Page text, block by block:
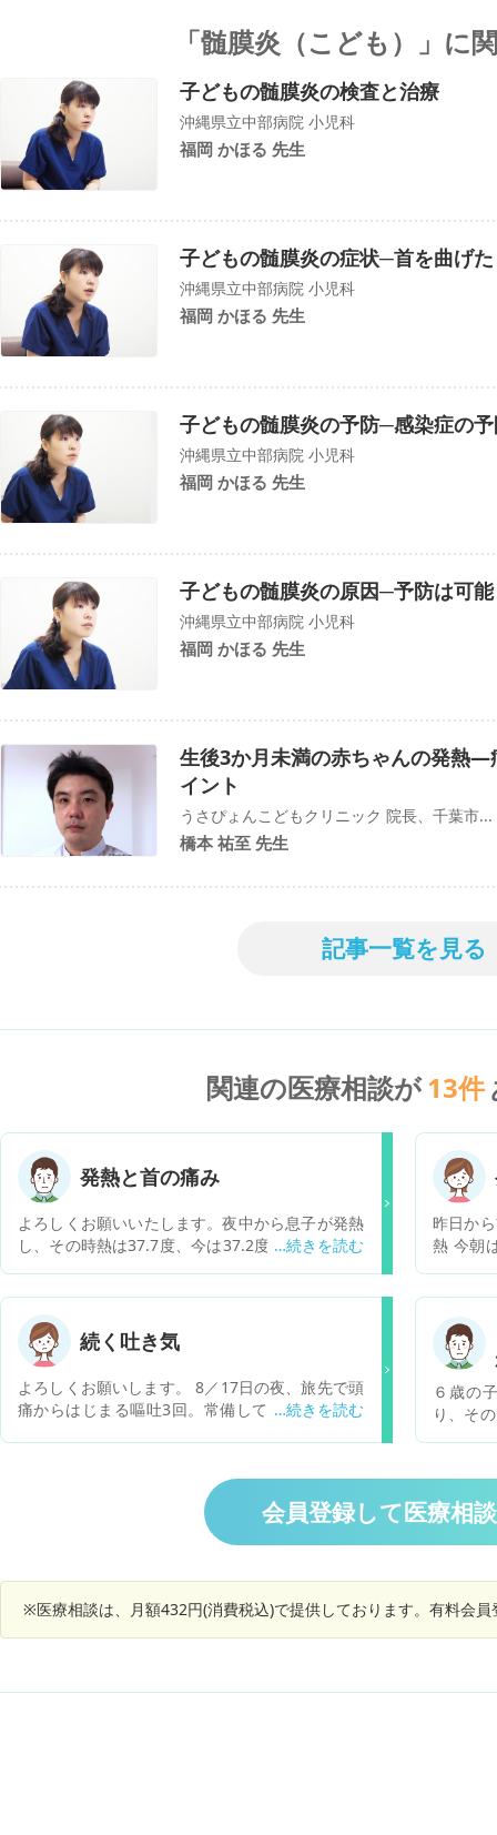
「髄膜炎（こども）」に
子どもの髄膜炎の検査と治療
沖縄県立中部病院 小児科
福岡 かほる 先生
子どもの髄膜炎の症状─首を曲げ
沖縄県立中部病院 小児科
福岡 かほる 先生
子どもの髄膜炎の予防─感染症の
沖縄県立中部病院 小児科
福岡 かほる 先生
子どもの髄膜炎の原因─予防は可
沖縄県立中部病院 小児科
福岡 かほる 先生
生後3か月未満の赤ちゃんの発熱
イント
うさぴょんこどもクリニック 院長、千葉市...
橋本 祐至 先生
記事一覧を見る
関連の医療相談が13件
発熱と首の痛み
よろしくお願いいたします。夜中から息子が発熱
し、その時熱は37.7度、今は37.2度でした。です
大きなゼリーを普通に食べきりました。首の痛み
は正確には左側が痛いと言っていて、腰も左が痛
い。左手の動きが硬いと本人が言っています。ど
こかぶつけたりしただけかもしれませんが、 この
ぐらいでもやはり受信したほうがいいのでしょう
か？
昨日か
熱 今朝は37.7度 頭動か
続く吐き気
よろしくお願いします。 8／17日の夜、旅先で頭
痛からはじまる嘔吐3回。常備しているナウゼリ
を繰り返す。そのうちひどくなり嘔吐が止まらな
くなったので救急病院で点滴をしてもらう。尿検
査異常なしで糖も異常なし。その後も夜になると
症状が強くなり頭痛を訴えた後、悪心、腹痛、嘔
ジュースだけは飲めます。19日に地元の小児科に
受診。「胃腸炎ではなさそうだね、自家中毒も昔
横になっています。 8/21は小さいおにぎりひと
６歳の
り、そ
診療が
いてき
くらい
してい
ると口
月曜日
会員登録して医療相
※医療相談は、月額432円(消費税込)で提供しております。有料会